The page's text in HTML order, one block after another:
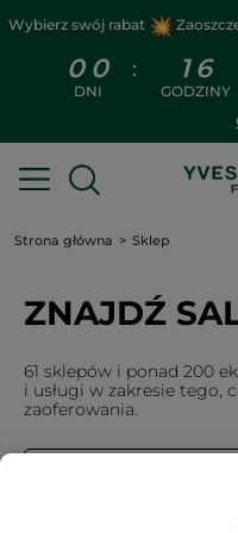
Wybierz swój rabat
0 0
DNI
: 1 6
GODZINY
Strona główna Sklep
ZNAJDŹ
61 sklepów i ponad 200
i usługi w zakresie tego,
zaoferowania.